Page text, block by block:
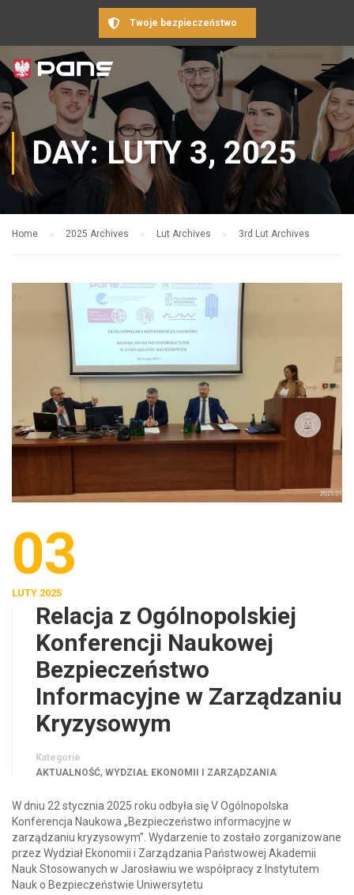
Twoje bezpieczeństwo
DAY: LUTY 3, 2025
Home 2025 Archives Lut Archives 3rd Lut Archives
03
LUTY 2025
Relacja z Ogólnopolskiej
Konferencji Naukowej
Bezpieczeństwo
Informacyjne w Zarządzaniu
Kryzysowym
Kategorie
AKTUALNOŚĆ, WYDZIAŁ EKONOMII I ZARZĄDZANIA
W dniu 22 stycznia 2025 roku odbyła się V Ogólnopolska
Konferencja Naukowa „Bezpieczeństwo informacyjne w
zarządzaniu kryzysowym”. Wydarzenie to zostało zorganizowane
przez Wydział Ekonomii i Zarządzania Państwowej Akademii
Nauk Stosowanych w Jarosławiu we współpracy z Instytutem
Nauk o Bezpieczeństwie Uniwersytetu